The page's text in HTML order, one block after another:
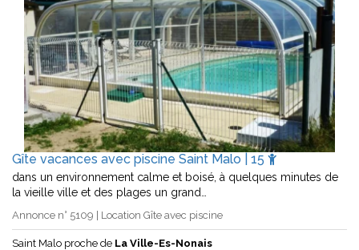
Gîte vacances avec piscine Saint Malo | 15
dans un environnement calme et boisé, à quelques minutes de
la vieille ville et des plages un grand…
Annonce n° 5109 | Location Gîte avec piscine
Saint Malo proche de La Ville-Es-Nonais